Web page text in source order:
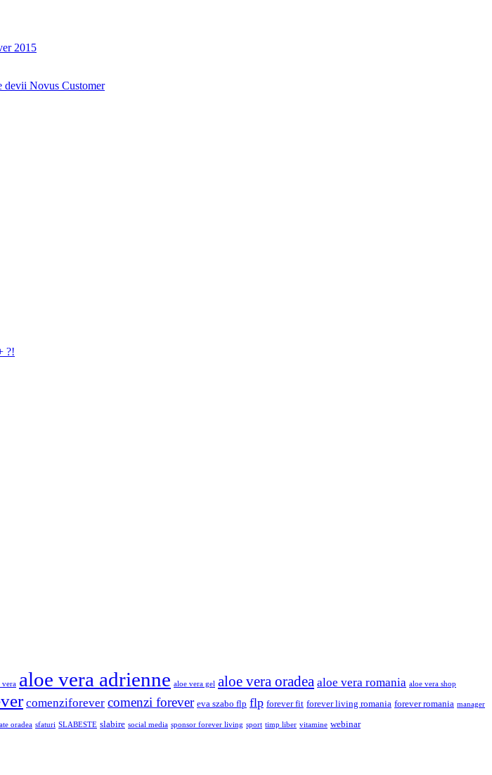
2015
devii Novus Customer
?!
vera aloe vera adrienne aloe vera gel aloe vera oradea aloe vera romania aloe vera shop
comenziforever comenzi forever eva szabo flp flp forever fit forever living romania forever romania manager
oradea sfaturi SLABESTE slabire social media sponsor forever living sport timp liber vitamine webinar